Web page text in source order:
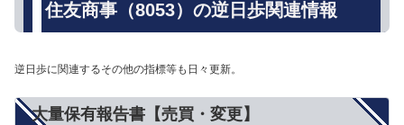
住友商事（8053）の逆日歩関連情報
逆日歩に関連するその他の指標等も日々更新。
大量保有報告書【売買・変更】